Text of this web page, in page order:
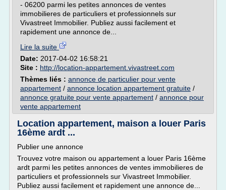
- 06200 parmi les petites annonces de ventes
immobilieres de particuliers et professionnels sur
Vivastreet Immobilier. Publiez aussi facilement et
rapidement une annonce de...
Lire la suite
Date: 2017-04-02 16:58:21
Site : http://location-appartement.vivastreet.com
Thèmes liés : annonce de particulier pour vente
appartement / annonce location appartement gratuite /
annonce gratuite pour vente appartement / annonce pour
vente appartement
Location appartement, maison a louer Paris
16ème ardt ...
Publier une annonce
Trouvez votre maison ou appartement a louer Paris 16ème
ardt parmi les petites annonces de ventes immobilieres de
particuliers et professionnels sur Vivastreet Immobilier.
Publiez aussi facilement et rapidement une annonce de...